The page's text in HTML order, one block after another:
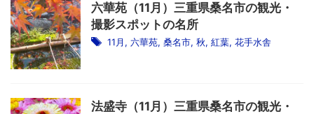
六華苑（11月）三重県桑名市の観光・
撮影スポットの名所
11月, 六華苑, 桑名市, 秋, 紅葉, 花手水舎
法盛寺（11月）三重県桑名市の観光・